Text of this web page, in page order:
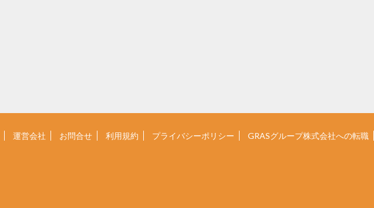
運営会社 お問合せ 利用規約 プライバシーポリシー GRASグループ株式会社への転職